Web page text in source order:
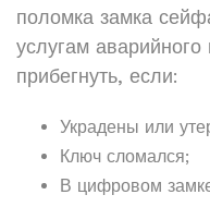
поломка замка
услугам
прибегнуть, если:
Украдены или
Ключ сломался;
В цифровом